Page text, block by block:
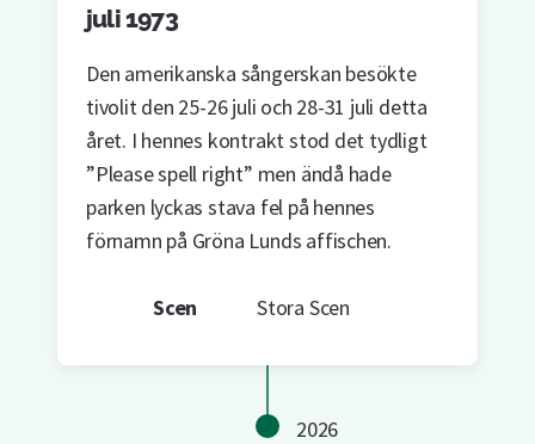
juli 1973
Den amerikanska sångerskan besökte
tivolit den 25-26 juli och 28-31 juli detta
året. I hennes kontrakt stod det tydligt
”Please spell right” men ändå hade
parken lyckas stava fel på hennes
förnamn på Gröna Lunds affischen.
Scen Stora Scen
2026